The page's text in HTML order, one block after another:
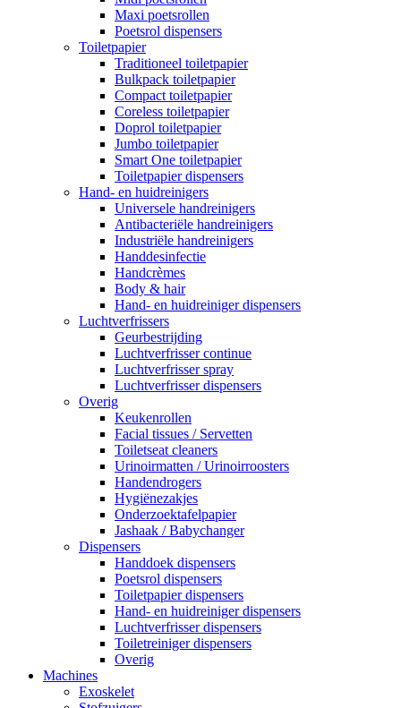
Maxi poetsrollen
Poetsrol dispensers
Toiletpapier
Traditioneel toiletpapier
Bulkpack toiletpapier
Compact toiletpapier
Coreless toiletpapier
Doprol toiletpapier
Jumbo toiletpapier
Smart One toiletpapier
Toiletpapier dispensers
Hand- en huidreinigers
Universele handreinigers
Antibacteriële handreinigers
Industriële handreinigers
Handdesinfectie
Handcrèmes
Body & hair
Hand- en huidreiniger dispensers
Luchtverfrissers
Geurbestrijding
Luchtverfrisser continue
Luchtverfrisser spray
Luchtverfrisser dispensers
Overig
Keukenrollen
Facial tissues / Servetten
Toiletseat cleaners
Urinoirmatten / Urinoirroosters
Handendrogers
Hygiënezakjes
Onderzoektafelpapier
Jashaak / Babychanger
Dispensers
Handdoek dispensers
Poetsrol dispensers
Toiletpapier dispensers
Hand- en huidreiniger dispensers
Luchtverfrisser dispensers
Toiletreiniger dispensers
Overig
Machines
Exoskelet